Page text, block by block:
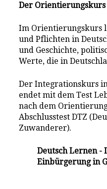
Der
Im Orientierungskurs
und Pflichten in
und Geschichte,
Werte, die in
Der Integrationskurs
endet mit dem Test
nach dem
Abschlusstest DTZ
Zuwanderer).
Deutsch Lernen -
Einbürgerung in